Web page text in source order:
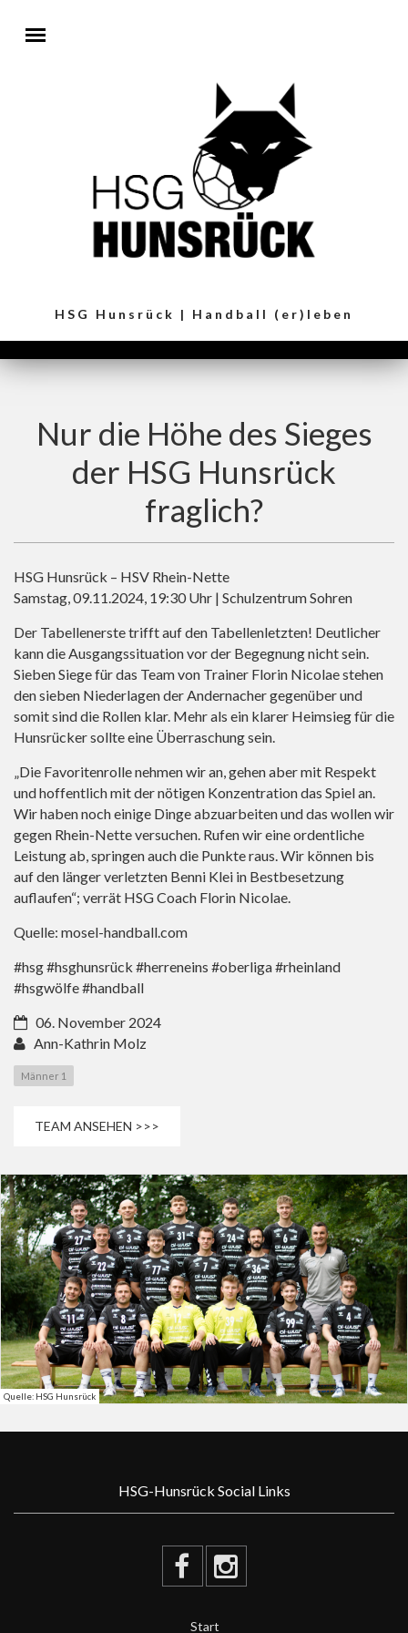
HSG Hunsrück | Handball (er)leben
Nur die Höhe des Sieges
der HSG Hunsrück
fraglich?
HSG Hunsrück – HSV Rhein-Nette
Samstag, 09.11.2024, 19:30 Uhr | Schulzentrum Sohren
Der Tabellenerste trifft auf den Tabellenletzten! Deutlicher
kann die Ausgangssituation vor der Begegnung nicht sein.
Sieben Siege für das Team von Trainer Florin Nicolae stehen
den sieben Niederlagen der Andernacher gegenüber und
somit sind die Rollen klar. Mehr als ein klarer Heimsieg für die
Hunsrücker sollte eine Überraschung sein.
„Die Favoritenrolle nehmen wir an, gehen aber mit Respekt
und hoffentlich mit der nötigen Konzentration das Spiel an.
Wir haben noch einige Dinge abzuarbeiten und das wollen wir
gegen Rhein-Nette versuchen. Rufen wir eine ordentliche
Leistung ab, springen auch die Punkte raus. Wir können bis
auf den länger verletzten Benni Klei in Bestbesetzung
auflaufen“; verrät HSG Coach Florin Nicolae.
Quelle: mosel-handball.com
#hsg #hsghunsrück #herreneins #oberliga #rheinland
#hsgwölfe #handball
06. November 2024
Ann-Kathrin Molz
Männer 1
TEAM ANSEHEN >>>
Quelle: HSG Hunsrück
HSG-Hunsrück Social Links
Start